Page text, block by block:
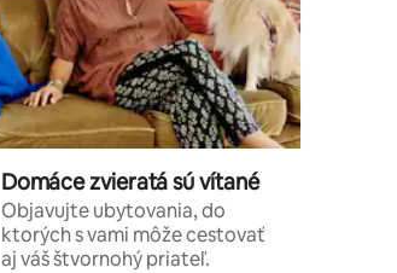
Domáce zvieratá sú vítané
Objavujte ubytovania, do
ktorých s vami môže cestovať
aj váš štvornohý priateľ.